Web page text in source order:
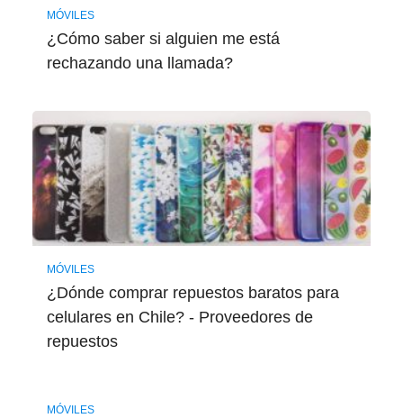
MÓVILES
¿Cómo saber si alguien me está
rechazando una llamada?
MÓVILES
¿Dónde comprar repuestos baratos para
celulares en Chile? - Proveedores de
repuestos
MÓVILES